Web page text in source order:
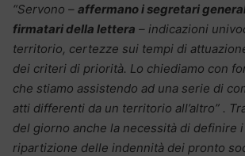
“Servono – affermano i segretari
firmatari della lettera – indicazioni
territorio, certezze sui tempi di
dei criteri di priorità. Lo chiediamo con
che stiamo assistendo ad una serie di
atti differenti da un territorio all’altro” .
del giorno anche la necessità di definire
ripartizione delle indennità dei pronto